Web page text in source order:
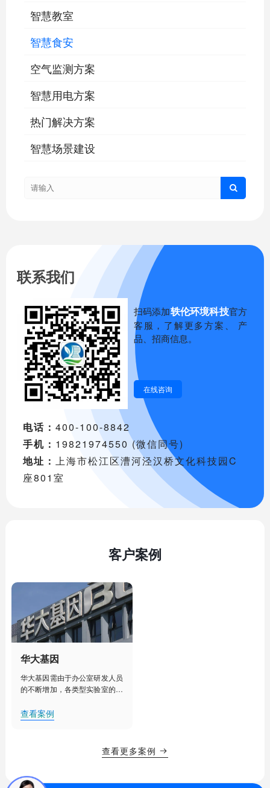
智慧教室
智慧食安
空气监测方案
智慧用电方案
热门解决方案
智慧场景建设
联系我们
扫码添加轶伦环境科技官方
客服，了解更多方案、 产
品、招商信息。
在线咨询
电话： 400-100-8842
手机： 19821974550 (微信同号)
地址： 上海市松江区漕河泾汉桥文化科技园C
座801室
客户案例
华大基因
华大基因需由于办公室研发人员
的不断增加，各类型实验室的建
其对办公室、实验室、实验室设
备更加细致化管理的需求。需要
化、智能化管理，提升办公效
率，降低用电能耗，创造舒适的
查看案例
查看更多案例 